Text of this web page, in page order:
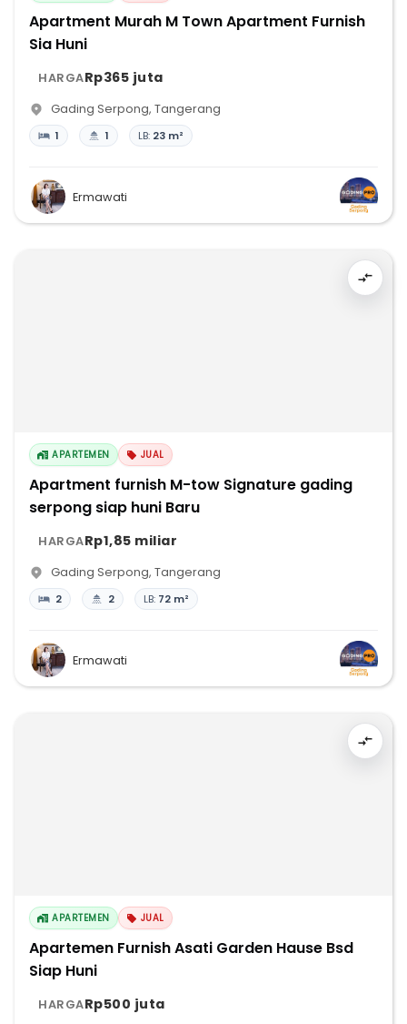
Apartment Murah M Town Apartment Furnish
Sia Huni
HARGARp365 juta
Gading Serpong, Tangerang
1 1 LB: 23 m²
Ermawati
APARTEMEN JUAL
Apartment furnish M-tow Signature gading
serpong siap huni Baru
HARGARp1,85 miliar
Gading Serpong, Tangerang
2 2 LB: 72 m²
Ermawati
APARTEMEN JUAL
Apartemen Furnish Asati Garden Hause Bsd
Siap Huni
HARGARp500 juta